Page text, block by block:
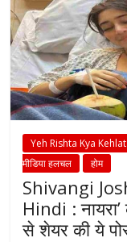
Yeh Rishta Kya
मीडिया हलचल
होम
Shivangi
Hindi : नायरा’
से शेयर की ये